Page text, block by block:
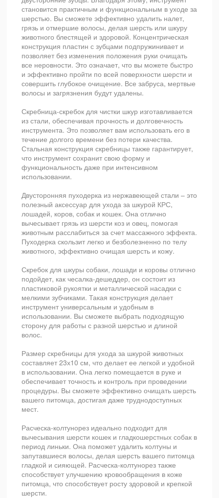
становится практичным и функциональным в уходе за
шерстью. Вы сможете эффективно удалить налет,
грязь и отмершие волосы, делая шерсть или шкуру
животного блестящей и здоровой. Концентрическая
конструкция пластин с зубцами подпружинивает и
позволяет без изменения положения руки очищать
все неровности. Это означает, что вы можете быстро
и эффективно пройти по всей поверхности шерсти и
совершить глубокое очищение. Все забруса, мертвые
волосы и загрязнения будут удалены.
Скребница-скребок для чистки шкур изготавливается
из стали, обеспечивая прочность и долговечность
инструмента. Это позволяет вам использовать его в
течение долгого времени без потери качества.
Стальная конструкция скребницы также гарантирует,
что инструмент сохранит свою форму и
функциональность даже при интенсивном
использовании.
Двусторонняя пуходерка из нержавеющей стали – это
полезный аксессуар для ухода за шкурой КРС,
лошадей, коров, собак и кошек. Она отлично
вычесывает грязь из шерсти коз и овец, помогая
животным расслабиться за счет массажного эффекта.
Пуходерка скользит легко и безболезненно по телу
животного, эффективно очищая шерсть и кожу.
Скребок для шкуры собаки, лошади и коровы отлично
подойдет, как чесалка-дешеддер, он состоит из
пластиковой рукоятки и металлической насадки с
мелкими зубчиками. Такая конструкция делает
инструмент универсальным и удобным в
использовании. Вы сможете выбрать подходящую
сторону для работы с разной шерстью и длиной
волос.
Размер скребницы для ухода за шкурой животных
составляет 23х10 см, что делает ее легкой и удобной
в использовании. Она легко помещается в руке и
обеспечивает точность и контроль при проведении
процедуры. Вы сможете эффективно очищать шерсть
вашего питомца, достигая даже труднодоступных
мест.
Расческа-колтунорез идеально подходит для
вычесывания шерсти кошек и гладкошерстных собак в
период линьки. Она поможет удалить колтуны и
запутавшиеся волосы, делая шерсть вашего питомца
гладкой и сияющей. Расческа-колтунорез также
способствует улучшению кровообращения в коже
питомца, что способствует росту здоровой и крепкой
шерсти.